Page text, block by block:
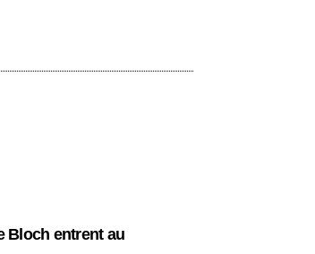
Bloch entrent au